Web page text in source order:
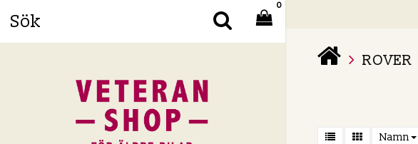
0
Din varukorg är tom
ROVER
Namn